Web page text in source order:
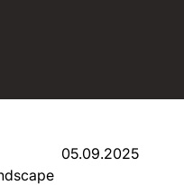
05.09.2025